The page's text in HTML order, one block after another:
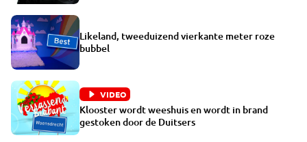
Likeland, tweeduizend vierkante meter roze
bubbel
VIDEO
Klooster wordt weeshuis en wordt in brand
gestoken door de Duitsers